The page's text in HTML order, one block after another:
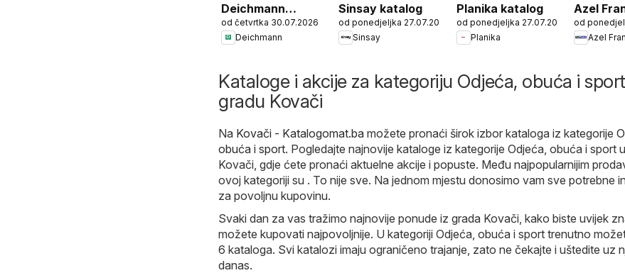
Deichmann
katalog
od četvrtka 30.07.2026
Deichmann
Sinsay katalog
od ponedjeljka 27.07.2026
Sinsay
Planika katalog
od ponedjeljka 27.07.2026
Planika
Azel
katalog
od
Azel
Kataloge i akcije za kategoriju Odjeća, obuća i
gradu Kovači
Na Kovači - Katalogomat.ba možete pronaći širok izbor kataloga iz kategorije
obuća i sport. Pogledajte najnovije kataloge iz kategorije Odjeća, obuća i sport
Kovači, gdje ćete pronaći aktuelne akcije i popuste. Među najpopularnijim
ovoj kategoriji su . To nije sve. Na jednom mjestu donosimo vam sve potrebne
za povoljnu kupovinu.
Svaki dan za vas tražimo najnovije ponude iz grada Kovači, kako biste uvijek
možete kupovati najpovoljnije. U kategoriji Odjeća, obuća i sport trenutno
6 kataloga. Svi katalozi imaju ograničeno trajanje, zato ne čekajte i uštedite uz
danas.